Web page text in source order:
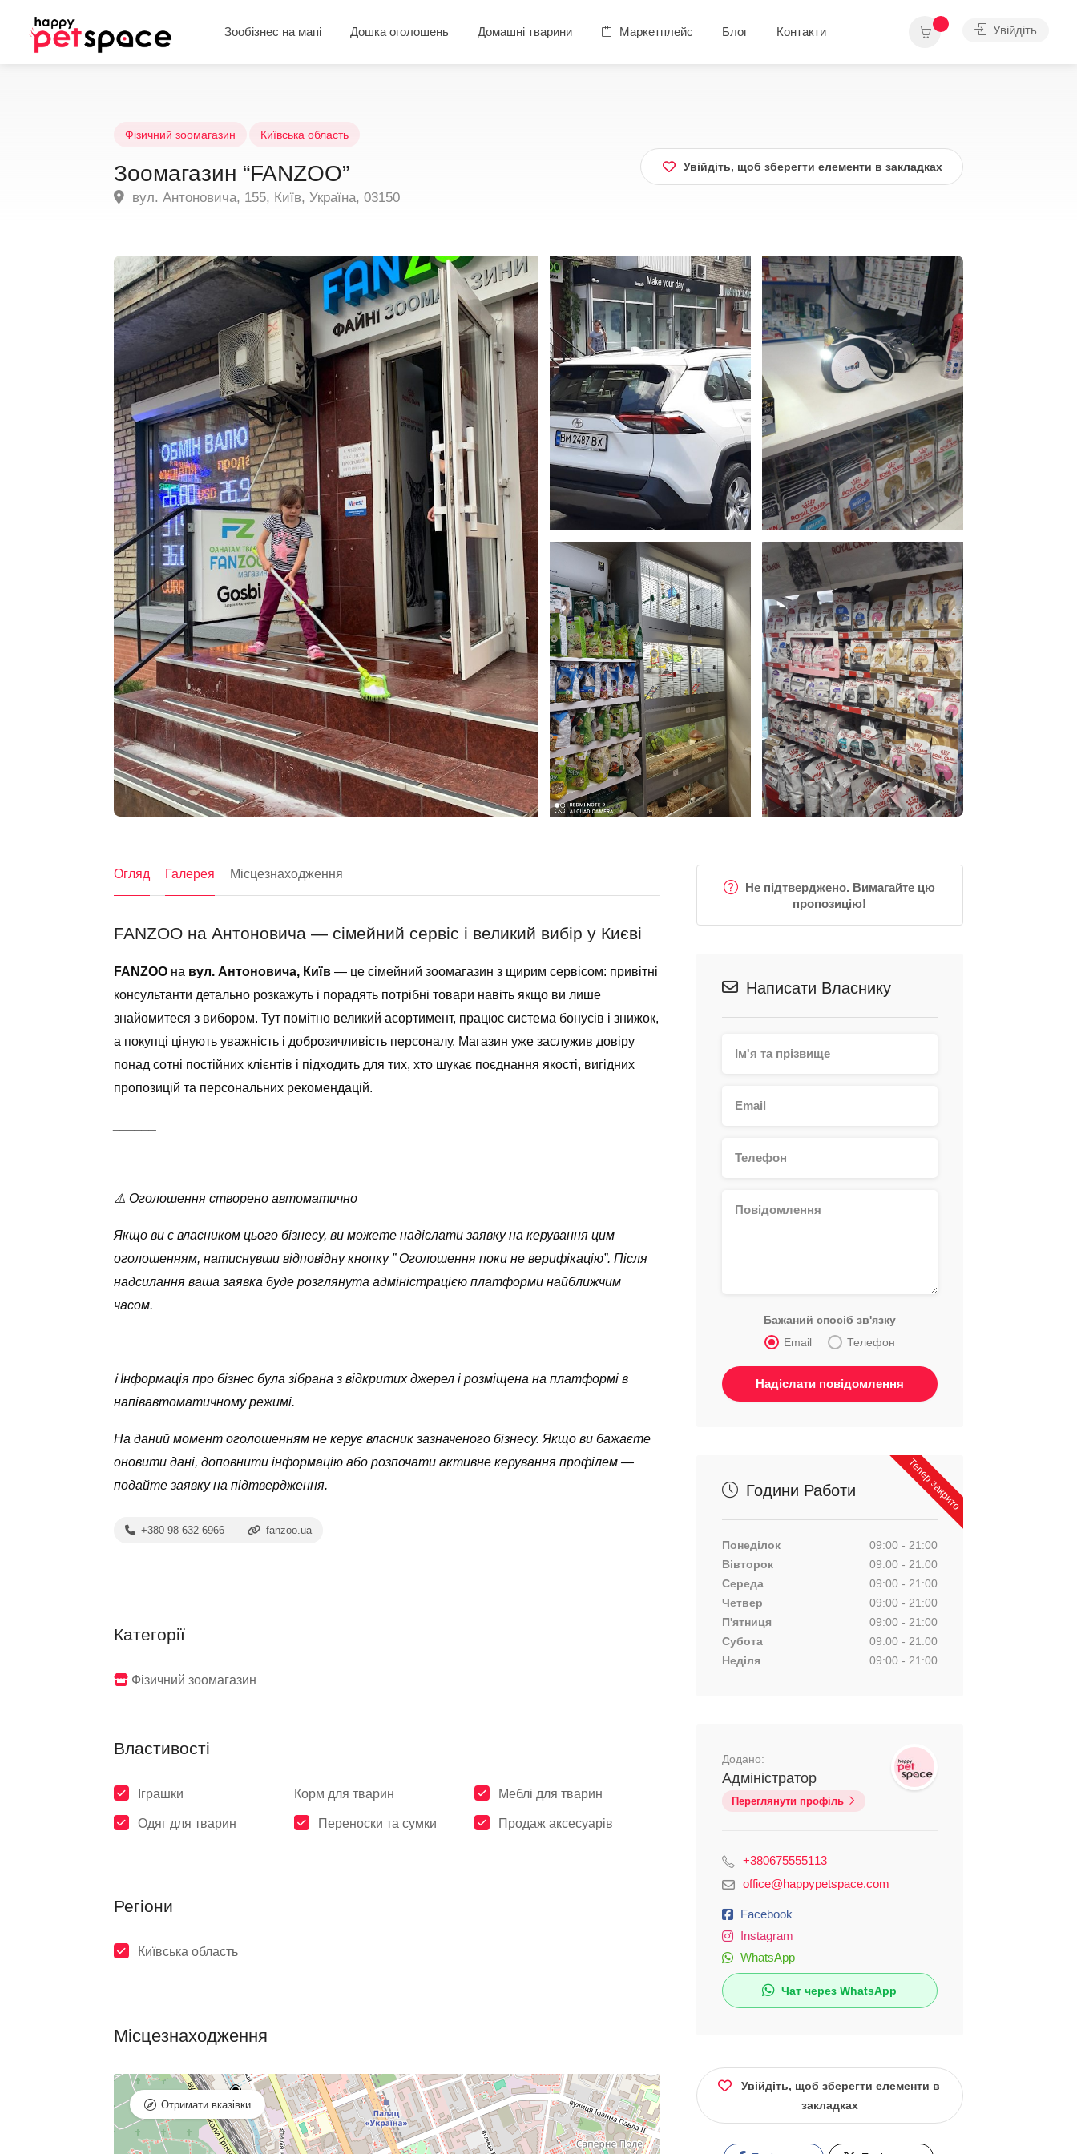
Зообізнес на мапі Дошка оголошень Домашні тварини Маркетплейс Блог Контакти Увійдіть
Фізичний зоомагазин Київська область
Зоомагазин “FANZOO”
вул. Антоновича, 155, Київ, Україна, 03150
Увійдіть, щоб зберегти елементи в закладках
Огляд Галерея Місцезнаходження
FANZOO на Антоновича — сімейний сервіс і великий вибір у Києві
FANZOO на вул. Антоновича, Київ — це сімейний зоомагазин з щирим сервісом: привітні
консультанти детально розкажуть і порадять потрібні товари навіть якщо ви лише
знайомитеся з вибором. Тут помітно великий асортимент, працює система бонусів і знижок,
а покупці цінують уважність і доброзичливість персоналу. Магазин уже заслужив довіру
понад сотні постійних клієнтів і підходить для тих, хто шукає поєднання якості, вигідних
пропозицій та персональних рекомендацій.
⚠️ Оголошення створено автоматично
Якщо ви є власником цього бізнесу, ви можете надіслати заявку на керування цим
оголошенням, натиснувши відповідну кнопку ” Оголошення поки не верифікацію”. Після
надсилання ваша заявка буде розглянута адміністрацією платформи найближчим
часом.
ℹ️ Інформація про бізнес була зібрана з відкритих джерел і розміщена на платформі в
напівавтоматичному режимі.
На даний момент оголошенням не керує власник зазначеного бізнесу. Якщо ви бажаєте
оновити дані, доповнити інформацію або розпочати активне керування профілем —
подайте заявку на підтвердження.
+380 98 632 6966 fanzoo.ua
Категорії
Фізичний зоомагазин
Властивості
Іграшки Корм для тварин Меблі для тварин
Одяг для тварин Переноски та сумки Продаж аксесуарів
Регіони
Київська область
Місцезнаходження
Отримати вказівки
Не підтверджено. Вимагайте цю
пропозицію!
Написати Власнику
Бажаний спосіб зв'язку
Email
Телефон
Тепер закрито
Години Работи
Понеділок
09:00 - 21:00
Вівторок
09:00 - 21:00
Середа
09:00 - 21:00
Четвер
09:00 - 21:00
П'ятниця
09:00 - 21:00
Субота
09:00 - 21:00
Неділя
09:00 - 21:00
Додано:
Адміністратор
Переглянути профіль
+380675555113
office@happypetspace.com
Facebook
Instagram
WhatsApp
Чат через WhatsApp
Увійдіть, щоб зберегти елементи в
закладках